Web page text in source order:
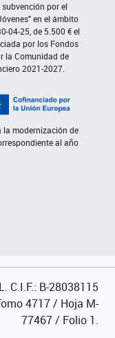
por el
en el ámbito
04-25, de 5.500 € el
por los Fondos
la Comunidad de
2021-2027.
modernización de
al año
C.I.F.: B-28038115
4717 / Hoja M-
77467 / Folio 1.